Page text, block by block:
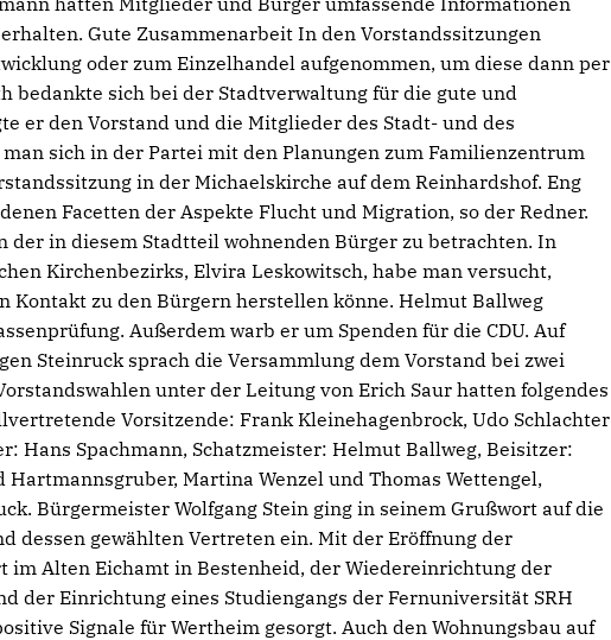
Gute Zusammenarbeit In den Vorstandssitzungen
oder zum Einzelhandel aufgenommen, um diese dann per
bedankte sich bei der Stadtverwaltung für die gute und
er den Vorstand und die Mitglieder des Stadt- und des
sich in der Partei mit den Planungen zum Familienzentrum
in der Michaelskirche auf dem Reinhardshof. Eng
Facetten der Aspekte Flucht und Migration, so der Redner.
in diesem Stadtteil wohnenden Bürger zu betrachten. In
Kirchenbezirks, Elvira Leskowitsch, habe man versucht,
Kontakt zu den Bürgern herstellen könne. Helmut Ballweg
Außerdem warb er um Spenden für die CDU. Auf
Steinruck sprach die Versammlung dem Vorstand bei zwei
unter der Leitung von Erich Saur hatten folgendes
Vorsitzende: Frank Kleinehagenbrock, Udo Schlachter
Hans Spachmann, Schatzmeister: Helmut Ballweg, Beisitzer:
Martina Wenzel und Thomas Wettengel,
Bürgermeister Wolfgang Stein ging in seinem Grußwort auf die
dessen gewählten Vertreten ein. Mit der Eröffnung der
im Alten Eichamt in Bestenheid, der Wiedereinrichtung der
der Einrichtung eines Studiengangs der Fernuniversität SRH
Signale für Wertheim gesorgt. Auch den Wohnungsbau auf